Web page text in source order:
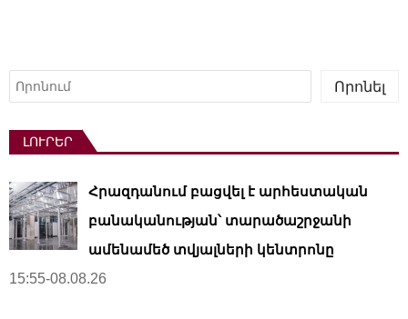
Որոնել
Որոնել
ԼՈՒՐԵՐ
Հրազդանում բացվել է արհեստական ​​
բանականության՝ տարածաշրջանի
ամենամեծ տվյալների կենտրոնը
15:55-08.08.26